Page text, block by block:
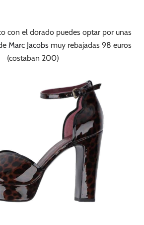
con el dorado puedes optar por unas
Marc Jacobs muy rebajadas 98 euros
(costaban 200)